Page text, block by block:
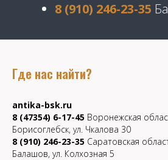
8 (910) 246-23-35
Где нас найти?
antika-bsk.ru
8 (47354) 6-17-45 Воронежская
Борисоглебск, ул. Чкалова 30
8 (910) 246-23-35 Саратовская
Балашов, ул. Колхозная 5